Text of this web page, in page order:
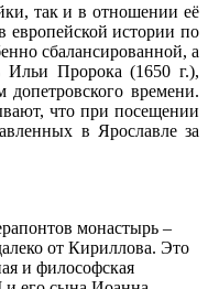
так и в отношении её
европейской истории по
сбалансированной, а
Ильи Пророка (1650 г.),
времени.
что при посещении
в Ярославле за
монастырь –
от Кириллова. Это
и философская